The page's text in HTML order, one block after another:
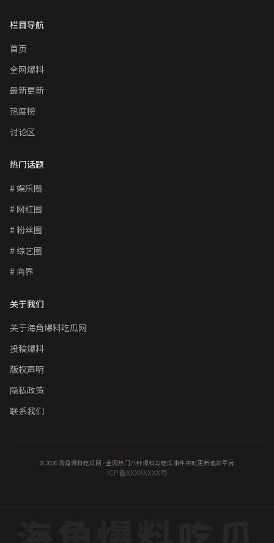
栏目导航
首页
全网爆料
最新更新
热度榜
讨论区
热门话题
# 娱乐圈
# 网红圈
# 粉丝圈
# 综艺圈
# 商界
关于我们
关于海角爆料吃瓜网
投稿爆料
版权声明
隐私政策
联系我们
© 2026 海角爆料吃瓜网 - 全网热门八卦爆料与吃瓜事件实时更新追踪平台
ICP备XXXXXXXX号